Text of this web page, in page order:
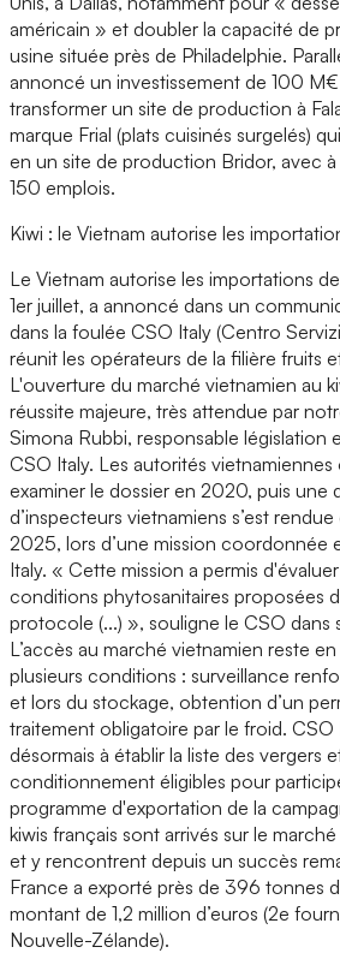
américain » et doubler la capacité de
usine située près de Philadelphie.
annoncé un investissement de 100
transformer un site de production à
marque Frial (plats cuisinés surgelés)
en un site de production Bridor, avec
150 emplois.
Kiwi : le Vietnam autorise les
Le Vietnam autorise les importations
1er juillet, a annoncé dans un
dans la foulée CSO Italy (Centro
réunit les opérateurs de la filière fruits
L'ouverture du marché vietnamien au
réussite majeure, très attendue par
Simona Rubbi, responsable législation
CSO Italy. Les autorités
examiner le dossier en 2020, puis une
d’inspecteurs vietnamiens s’est
2025, lors d’une mission coordonnée
Italy. « Cette mission a permis
conditions phytosanitaires proposées
protocole (...) », souligne le CSO dans
L’accès au marché vietnamien reste
plusieurs conditions : surveillance
et lors du stockage, obtention d’un
traitement obligatoire par le froid. CSO
désormais à établir la liste des vergers
conditionnement éligibles pour
programme d'exportation de la
kiwis français sont arrivés sur le
et y rencontrent depuis un succès
France a exporté près de 396 tonnes
montant de 1,2 million d’euros (2e
Nouvelle-Zélande).